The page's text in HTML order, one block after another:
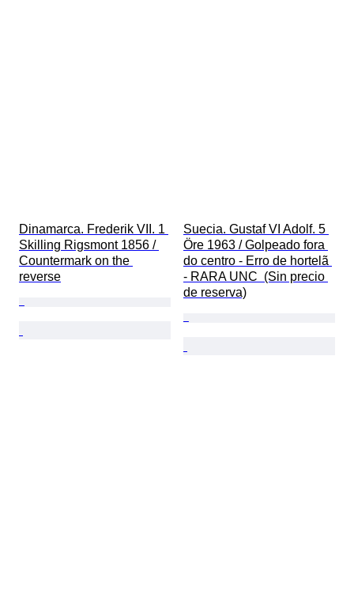
Dinamarca. Frederik VII. 1
Skilling Rigsmont 1856 /
Countermark on the
reverse
Suecia. Gustaf VI Adolf. 5
Öre 1963 / Golpeado fora
do centro - Erro de hortelã
- RARA UNC  (Sin precio
de reserva)